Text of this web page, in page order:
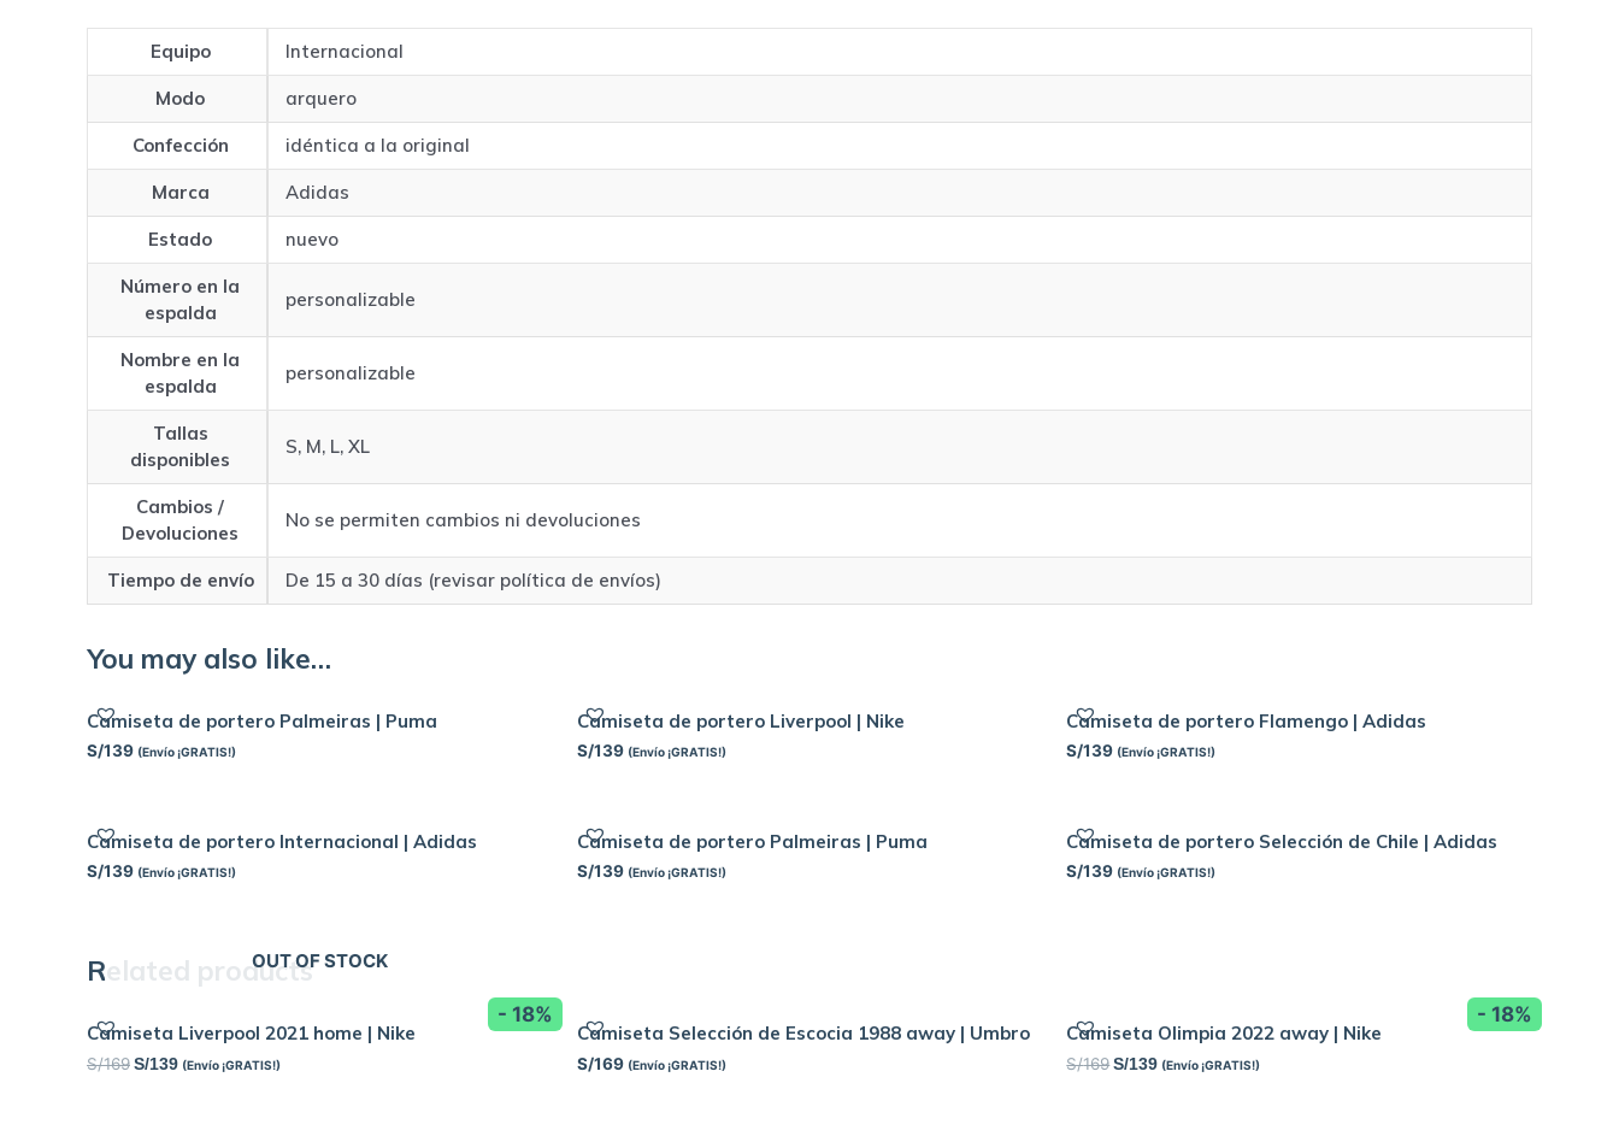
Equipo Internacional
Modo arquero
Confección idéntica a la original
Marca Adidas
Estado nuevo
Número en la
espalda
personalizable
Nombre en la
espalda
personalizable
Tallas
disponibles
S, M, L, XL
Cambios /
Devoluciones
No se permiten cambios ni devoluciones
Tiempo de envío De 15 a 30 días (revisar política de envíos)
You may also like…
Camiseta de portero Palmeiras | Puma
S/139 (Envío ¡GRATIS!)
Camiseta de portero Liverpool | Nike
S/139 (Envío ¡GRATIS!)
Camiseta de portero Flamengo | Adidas
S/139 (Envío ¡GRATIS!)
Camiseta de portero Internacional | Adidas
S/139 (Envío ¡GRATIS!)
Camiseta de portero Palmeiras | Puma
S/139 (Envío ¡GRATIS!)
Camiseta de portero Selección de Chile | Adidas
S/139 (Envío ¡GRATIS!)
Related products
- 18%
OUT OF STOCK
Camiseta Liverpool 2021 home | Nike
S/169 S/139 (Envío ¡GRATIS!)
Camiseta Selección de Escocia 1988 away | Umbro
S/169 (Envío ¡GRATIS!)
- 18%
Camiseta Olimpia 2022 away | Nike
S/169 S/139 (Envío ¡GRATIS!)